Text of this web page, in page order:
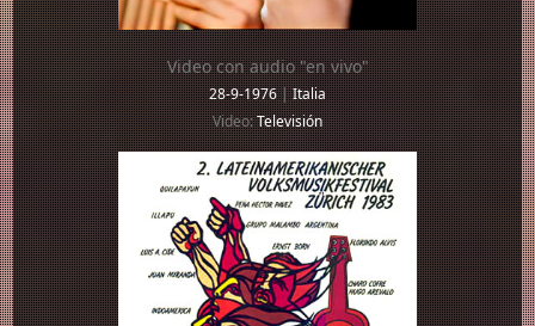
Video con audio "en vivo"
28-9-1976|Italia
Video:Televisión